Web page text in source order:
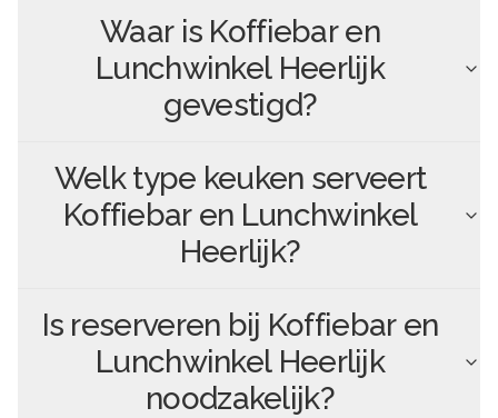
Waar is Koffiebar en
Lunchwinkel Heerlijk
gevestigd?
Welk type keuken serveert
Koffiebar en Lunchwinkel
Heerlijk?
Is reserveren bij Koffiebar en
Lunchwinkel Heerlijk
noodzakelijk?